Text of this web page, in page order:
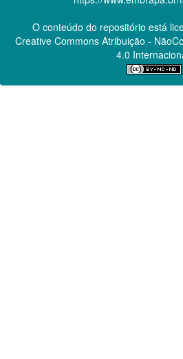
O conteúdo do repositório está
Creative CommonsAtribuição -
4.0